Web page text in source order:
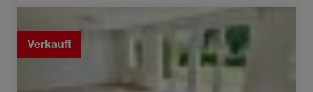
Verkauft